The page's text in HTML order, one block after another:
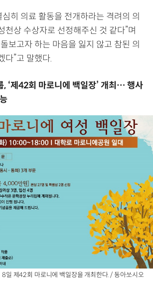
히 의료 활동을 전개하라는 격려의 의
천상 수상자로 선정해주신 것 같다”며
보고자 하는 마음을 잃지 않고 참된 의
다”고 말했다.
‘제42회 마로니에 백일장’ 개최… 행사
일 제42회 마로니에 백일장을 개최한다. / 동아쏘시오